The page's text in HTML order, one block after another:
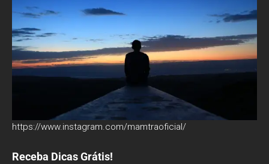
https://www.instagram.com/mamtraoficial/
Receba Dicas Grátis!